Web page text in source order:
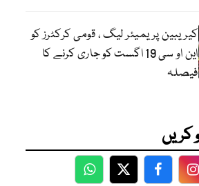
کیریبین پریمیئر لیگ ، قومی کرکٹرز کو
این او سی 19 اگست کو جاری کرنے کا
فیصلہ
کریں
WhatsApp
Twitter